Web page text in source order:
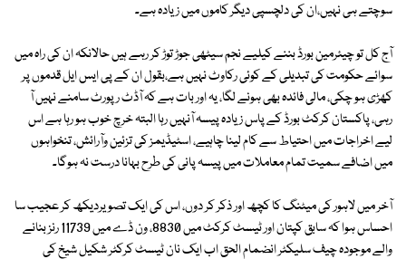
سوچتے ہی نہیں،ان کی دلچسپی دیگر کاموں میں زیادہ ہے۔
آج کل تو چیئرمین بورڈ بننے کیلیے نجم سیٹھی جوڑ توڑ کر رہے ہیں حالانکہ ان کی راہ میں
سوائے حکومت کی تبدیلی کے کوئی رکاوٹ نہیں ہے،بقول ان کے پی ایس ایل قدموں پر
کھڑی ہو چکی، مالی فائدہ بھی ہونے لگا، یہ اور بات ہے کہ آڈٹ رپورٹ سامنے نہیں آ
رہی، پاکستان کرکٹ بورڈ کے پاس زیادہ پیسہ آنہیں رہا البتہ خرچ خوب ہو رہا ہے اس
لیے اخراجات میں احتیاط سے کام لینا چاہیے، اسٹیڈیمز کی تزئین وآرائش، تنخواہوں
میں اضافے سمیت تمام معاملات میں پیسہ پانی کی طرح بہانا درست نہ ہوگا۔
آخر میں لاہور کی میٹنگ کا کچھ اور ذکر کر دوں، اس کی ایک تصویردیکھ کر عجیب سا
احساس ہوا کہ سابق کپتان اور ٹیسٹ کرکٹ میں 8830، ون ڈے میں 11739 رنز بنانے
والے موجودہ چیف سلیکٹر انضمام الحق اب ایک نان ٹیسٹ کرکٹر شکیل شیخ کی